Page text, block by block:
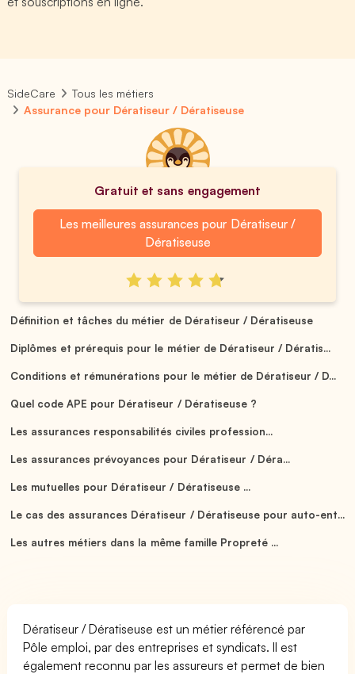
SideCare
Tous les métiers
Assurance pour Dératiseur / Dératiseuse
Gratuit et sans engagement
Les meilleures assurances pour Dératiseur /
Dératiseuse
Définition et tâches du métier de Dératiseur / Dératiseuse
Diplômes et prérequis pour le métier de Dératiseur / Dératis...
Conditions et rémunérations pour le métier de Dératiseur / D...
Quel code APE pour Dératiseur / Dératiseuse ?
Les assurances responsabilités civiles profession...
Les assurances prévoyances pour Dératiseur / Déra...
Les mutuelles pour Dératiseur / Dératiseuse ...
Le cas des assurances Dératiseur / Dératiseuse pour auto-ent...
Les autres métiers dans la même famille Propreté ...
Dératiseur / Dératiseuse est un métier référencé par
Pôle emploi, par des entreprises et syndicats. Il est
également reconnu par les assureurs et permet de bien